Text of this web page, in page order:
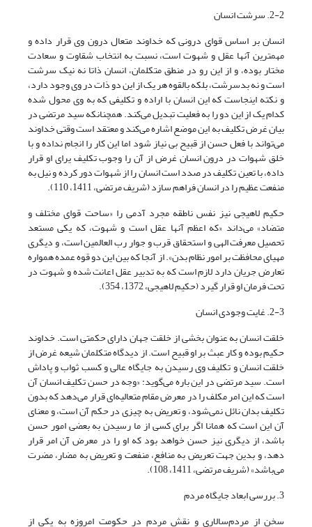
2-2. سرشت انسان
انسان بر اساس قوای درونی که خداوند متعال درون وی قرار داده و
مهمترین آنها عقل و شهوت است، نسبت به انتخاب شقاوت و سعادت
مختار بوده، و از این رو در منطق متکلمان، انسان ذاتا نه نیک سرشت
است و نه بدسرشت، بلکه بالقوه هر یک از این دو ذات در وی وجود دارد،
و نکته اینجاست که این انسان با اراده و تکلیفی که به وی محول شده
کدام یک از این دو را به فعلیت تبدیل می‌کند. همچنانکه سید مرتضی در
بیان غرض تکلیف به این موضع اشاره می‌کند و معتقد است وقتی خداوند
می‌تواند با فعل حسن از قبیح بی نیاز شود اما این کار را انجام نداده و با
خلق شهوات در درون انسان غرض از آن را وجوب تکلیف یرای او قرار
داده، با تعین تکلیف در صدد است انسان را از شهوات دور کرده و نیل به
منفعت عظیم را در انسان فراهم سازد (شریف مرتضی، 1411، 110).
حکیم لاهیجی نیز نفس ناطقه مجرد آدمی را «ساحت قوای مختلف و
متضاد» می‌داند «که اعظم آنها عقل است و شهوت، که یکی مستعد
تحصیل معرفت الهی و استحقاق قرب و جوار رب العالمین است، و دیگری
مهیای محافظت بر امور نظام بدن». از آنجا که بین این دو قوه عمده همواره
تعارض جریان دارد لازم است که به تدبیر عقل اعانت شده و شهوت در
تحت فرمان او قرار گیرد (حکیم لاهیجی، 1372، 354).
2-3. غایت وجودی انسان
خلقت انسان به عنوان بخشی از خلقت جهان دارای حکمتی است. خداوند
حکیم بوده و کار عبث بر او قبیح است. از دیدگاه متکلمان شیعه غرض از
خلقت انسان و تکلیف وی رسیدن به جایگاه عالی و کسب ثواب و پاداش
است. سید مرتضی در این باره می‌گوید: «وجه در حسن تکلیف انسان آن
است که این امر مکلف را در معرض مقام متعالیه‌ای قرار می‌دهد که بدون
تکلیف بدان نائل نمی‌شود، و تعریض به چیزی در حکم آن است، و معنای
آن این است که همانا اگر برای کسی از ما رسیدن به بعضی امور حسن
باشد، از دیگری نیز حسن خواهد بود که او را در معرض آن امر قرار
دهد، و بدین جهت تعریض به منافع، منفعت و تعریض به مضار، مضرت
می‌باشد» (شریف مرتضی، 1411، 108).
3. بررسی ابعاد جایگاه مردم
سخن از مردم‌سالاری و نقش مردم در حکومت امروزه به یکی از